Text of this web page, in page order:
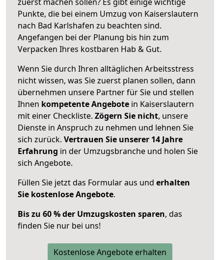
Punkte, die bei einem Umzug von Kaiserslautern
nach Bad Karlshafen zu beachten sind.
Angefangen bei der Planung bis hin zum
Verpacken Ihres kostbaren Hab & Gut.
Wenn Sie durch Ihren alltäglichen Arbeitsstress
nicht wissen, was Sie zuerst planen sollen, dann
übernehmen unsere Partner für Sie und stellen
Ihnen kompetente Angebote in Kaiserslautern
mit einer Checkliste. Zögern Sie nicht, unsere
Dienste in Anspruch zu nehmen und lehnen Sie
sich zurück. Vertrauen Sie unserer 14 Jahre
Erfahrung in der Umzugsbranche und holen Sie
sich Angebote.
Füllen Sie jetzt das Formular aus und erhalten
Sie kostenlose Angebote.
Bis zu 60 % der Umzugskosten sparen, das
finden Sie nur bei uns!
Kostenlose Angebote erhalten